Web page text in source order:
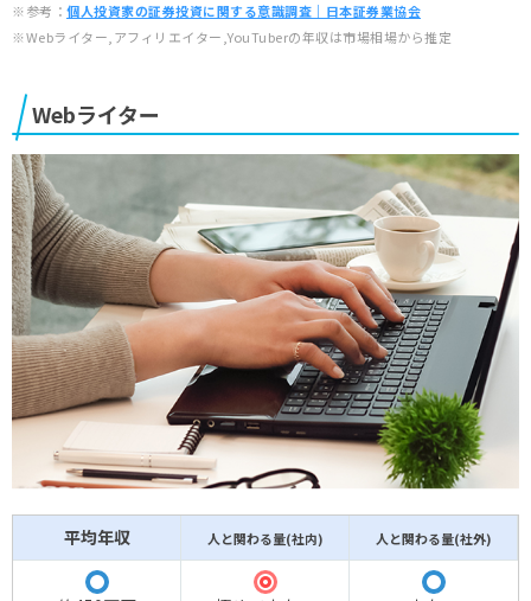
※参考： 個人投資家の証券投資に関する意識調査｜日本証券業協会
※Webライター,アフィリエイター,YouTuberの年収は市場相場から推定
Webライター
平均年収 人と関わる量(社内) 人と関わる量(社外)